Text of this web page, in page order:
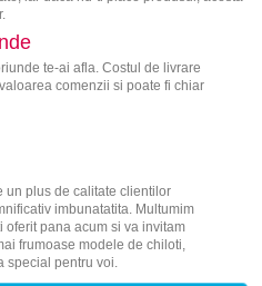
te-ai afla. Costul de livrare
comenzii si poate fi chiar
un plus de calitate clientilor
imbunatatita. Multumim
pana acum si va invitam
frumoase modele de chiloti,
special pentru voi.